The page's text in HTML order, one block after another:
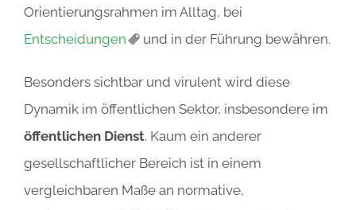
Orientierungsrahmen im Alltag, bei
Entscheidungen
und in der Führung bewähren.
Besonders sichtbar und virulent wird diese
Dynamik im öffentlichen Sektor, insbesondere im
öffentlichen Dienst. Kaum ein anderer
gesellschaftlicher Bereich ist in einem
vergleichbaren Maße an normative,